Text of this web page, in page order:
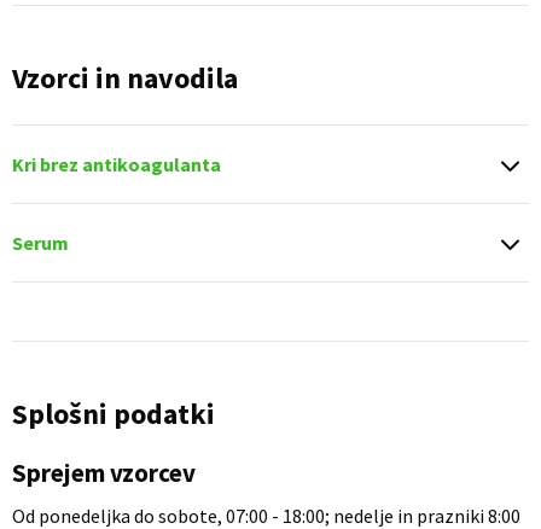
Vzorci in navodila
Kri brez antikoagulanta
Serum
Splošni podatki
Sprejem vzorcev
Od ponedeljka do sobote, 07:00 - 18:00; nedelje in prazniki 8:00